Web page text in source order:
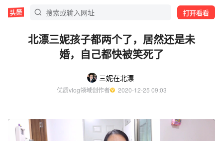
打开看看
北漂三妮孩子都两个了，居然还是未
婚，自己都快被笑死了
三妮在北漂
优质vlog领域创作者
  2020-12-25 09:03